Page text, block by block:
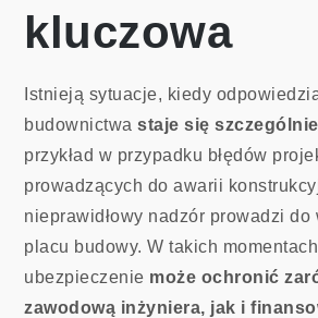
kluczowa
Istnieją sytuacje, kiedy
budownictwastaje się
przykład w przypadku błędów
prowadzących do awarii
nieprawidłowy nadzór prowadzi do
placu budowy. W takich
ubezpieczenie może ochronić
zawodową inżyniera, jak i